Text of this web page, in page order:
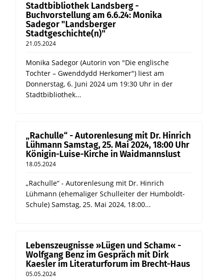
Stadtbibliothek Landsberg -
Buchvorstellung am 6.6.24: Monika
Sadegor "Landsberger
Stadtgeschichte(n)"
21.05.2024
Monika Sadegor (Autorin von "Die englische
Tochter – Gwenddydd Herkomer") liest am
Donnerstag, 6. Juni 2024 um 19:30 Uhr in der
Stadtbibliothek...
„Rachulle“ - Autorenlesung mit Dr. Hinrich
Lühmann Samstag, 25. Mai 2024, 18:00 Uhr
Königin-Luise-Kirche in Waidmannslust
18.05.2024
„Rachulle“ - Autorenlesung mit Dr. Hinrich
Lühmann (ehemaliger Schulleiter der Humboldt-
Schule) Samstag, 25. Mai 2024, 18:00...
Lebenszeugnisse »Lügen und Scham« -
Wolfgang Benz im Gespräch mit Dirk
Kaesler im Literaturforum im Brecht-Haus
05.05.2024